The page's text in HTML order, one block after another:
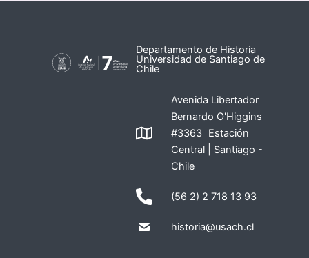
Departamento de Historia
Universidad de Santiago de
Chile
Avenida Libertador
Bernardo O'Higgins
#3363 Estación
Central | Santiago -
Chile
(56 2) 2 718 13 93
historia@usach.cl